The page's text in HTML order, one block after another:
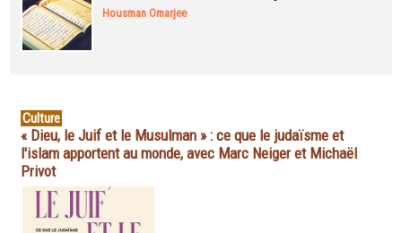
Housman Omarjee
Culture
« Dieu, le Juif et le Musulman » : ce que le judaïsme et
l'islam apportent au monde, avec Marc Neiger et Michaël
Privot